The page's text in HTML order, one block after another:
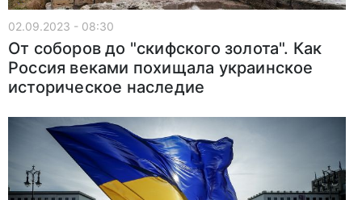
02.09.2023 - 08:30
От соборов до "скифского золота". Как
Россия веками похищала украинское
историческое наследие